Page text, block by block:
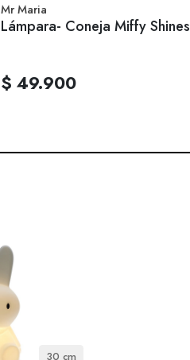
Mr Maria
Lámpara- Coneja Miffy Shines
$ 49.900
30 cm